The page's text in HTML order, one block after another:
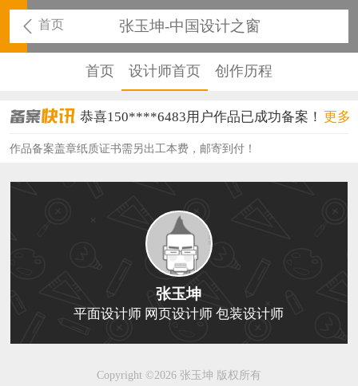
首页 张玉坤-中国设计之窗
首页 设计师首页 创作历程
恭喜150****6483用户作品已成功备案！
恭喜131****2473用户作品已成功备案！
恭喜159****4201用户作品已成功备案！
恭喜133****6466用户作品已成功备案！
恭喜131****1475用户作品已成功备案！
恭喜133****8874用户作品已成功备案！
恭喜138****8638用户作品已成功备案！
恭喜133****9020用户作品已成功备案！
恭喜136****9807用户作品已成功备案！
更多
作品备案盖章纸质证书需另出工本费，邮寄到付！
张玉坤
平面设计师 网页设计师 包装设计师
Copyright ©2026 张玉坤 版权所有